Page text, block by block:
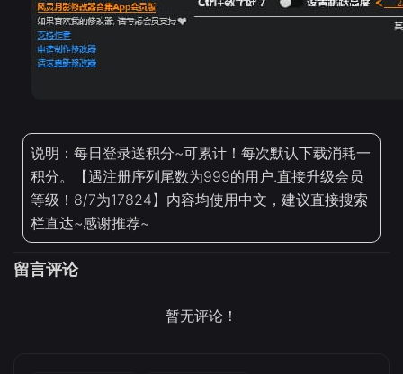
说明：每日登录送积分~可累计！每次默认下载消耗一
积分。【遇注册序列尾数为999的用户.直接升级会员
等级！8/7为17824】内容均使用中文，建议直接搜索
栏直达~感谢推荐~
留言评论
暂无评论！